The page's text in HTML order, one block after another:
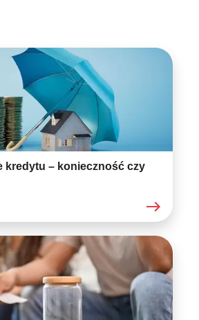
kredytu – konieczność czy